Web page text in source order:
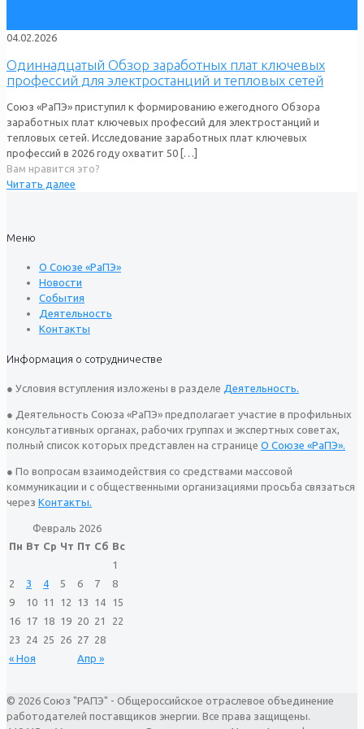
04.02.2026
Одиннадцатый Обзор заработных плат ключевых
профессий для электростанций и тепловых сетей
Союз «РаПЭ» приступил к формированию ежегодного Обзора
заработных плат ключевых профессий для электростанций и
тепловых сетей. Исследование заработных плат ключевых
профессий в 2026 году охватит 50 […]
Вам нравится это?
Читать далее
Меню
О Союзе «РаПЭ»
Новости
События
Деятельность
Контакты
Информация о сотрудничестве
● Условия вступления изложены в разделе Деятельность.
● Деятельность Союза «РаПЭ» предполагает участие в профильных
консультативных органах, рабочих группах и экспертных советах,
полный список которых представлен на странице О Союзе «РаПЭ».
● По вопросам взаимодействия со средствами массовой
коммуникации и с общественными организациями просьба связаться
через Контакты.
Февраль 2026
Пн Вт Ср Чт Пт Сб Вс
« Ноя Апр »
1
2
3 4 5 6 7
8
9
10 11 12 13 14
15
16 17 18 19 20 21
22
23
24 25 26 27 28
© 2026 Союз "РАПЭ" - Общероссийское отраслевое объединение
работодателей поставщиков энергии. Все права защищены.